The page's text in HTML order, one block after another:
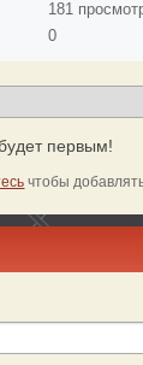
181
0
первым!
чтобы